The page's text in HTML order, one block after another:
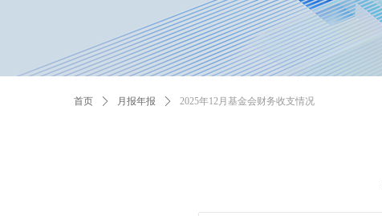
首页 ꄲ 月报年报 ꄲ 2025年12月基金会财务收支情况